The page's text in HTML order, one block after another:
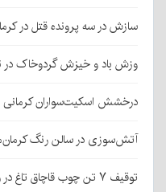
سازش در سه پرونده قتل در
وزش باد و خیزش گردوخاک در
درخشش اسکیت‌سواران
آتش‌سوزی در سالن رنگ
توقیف ۷ تن چوب قاچاق تاغ در رفسنجان